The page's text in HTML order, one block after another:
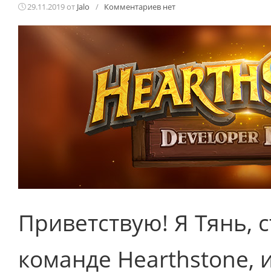
29.11.2019от Jalo / Комментариев нет
Приветствую! Я Тянь,
команде Hearthstone,